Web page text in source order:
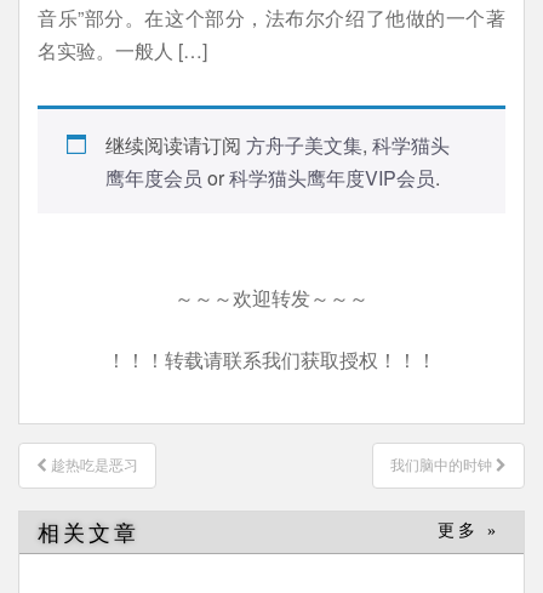
音乐”部分。在这个部分，法布尔介绍了他做的一个著
名实验。一般人 […]
继续阅读请订阅 方舟子美文集, 科学猫头
鹰年度会员 or科学猫头鹰年度VIP会员.
～～～欢迎转发～～～
！！！转载请联系我们获取授权！！！
文
章
导
航
趁热吃是恶习 我们脑中的时钟
相关文章 更多 »